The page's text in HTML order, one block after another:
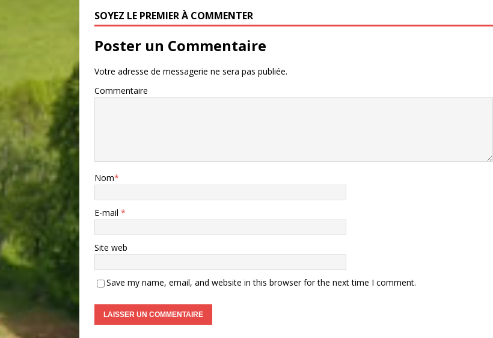
SOYEZ LE PREMIER À COMMENTER
Poster un Commentaire
Votre adresse de messagerie ne sera pas publiée.
Commentaire
Nom*
E-mail *
Site web
Save my name, email, and website in this browser for the next time I comment.